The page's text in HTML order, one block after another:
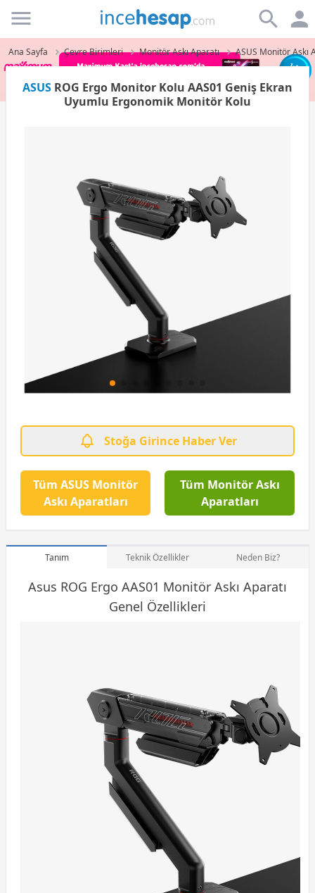
Incehesap
Ana Sayfa Çevre Birimleri Monitör Askı Aparatı ASUS Monitör Askı
ASUS ROG Ergo Monitor Kolu AAS01 Geniş Ekran
Uyumlu Ergonomik Monitör Kolu
Stoğa Girince Haber Ver
Tüm ASUS Monitör
Askı Aparatları
Tüm Monitör Askı
Aparatları
Tanım Teknik Özellikler Neden Biz?
Asus ROG Ergo AAS01 Monitör Askı Aparatı
Genel Özellikleri